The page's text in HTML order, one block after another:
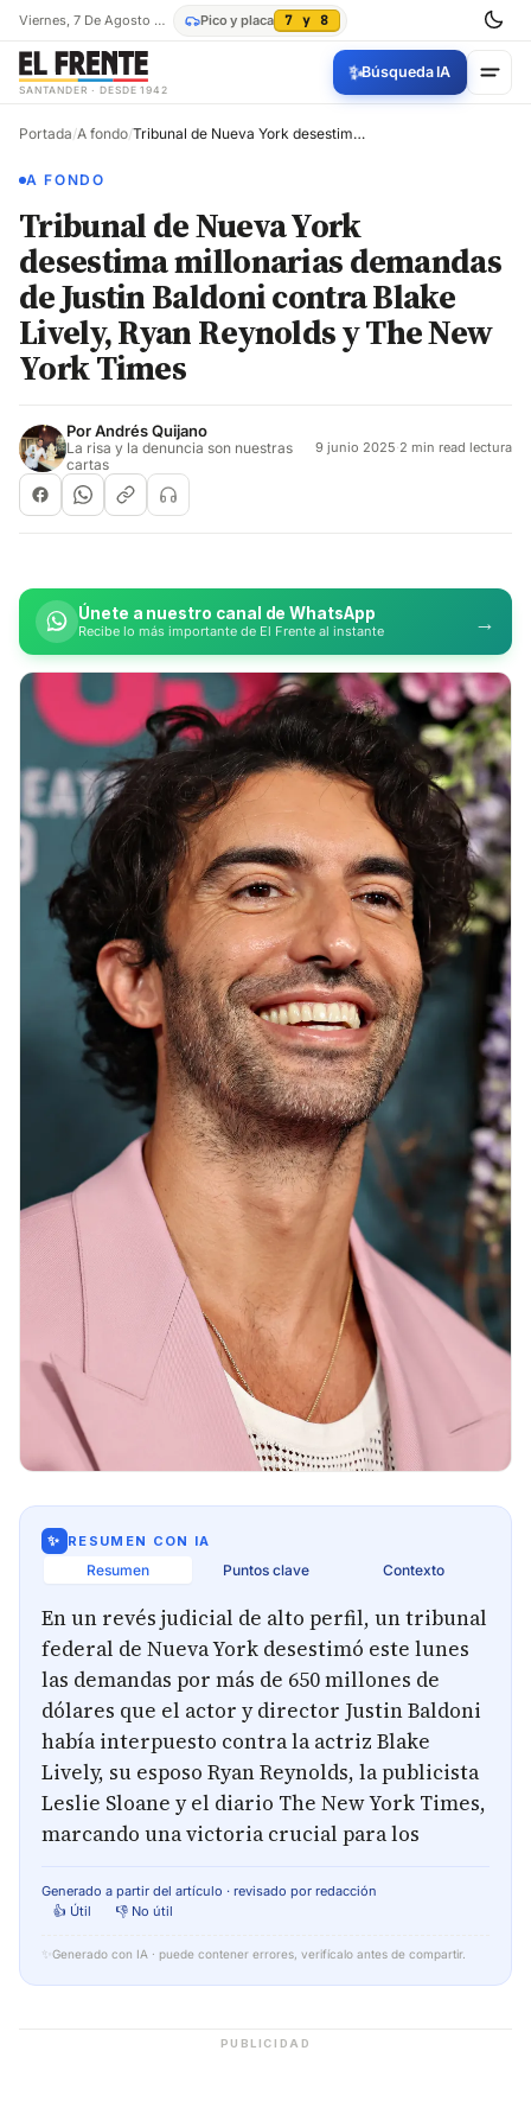
Viernes, 7 De Agosto De 2026 Pico y placa 7 y 8
SANTANDER · DESDE 1942
✨Búsqueda IA
Portada/A fondo/ Tribunal de Nueva York desestima millonarias demandas de Justin Baldoni contra Blake Lively, Ryan Reynolds y The New York Times
A FONDO
Tribunal de Nueva York
desestima millonarias demandas
de Justin Baldoni contra Blake
Lively, Ryan Reynolds y The New
York Times
PorAndrés Quijano
La risa y la denuncia son nuestras
cartas
9 junio 2025·2 min read lectura
Únete a nuestro canal de WhatsApp
Recibe lo más importante de El Frente al instante →
✨ RESUMEN CON IA
Resumen Puntos clave Contexto
En un revés judicial de alto perfil, un tribunal
federal de Nueva York desestimó este lunes
las demandas por más de 650 millones de
dólares que el actor y director Justin Baldoni
había interpuesto contra la actriz Blake
Lively, su esposo Ryan Reynolds, la publicista
Leslie Sloane y el diario The New York Times,
marcando una victoria crucial para los
Generado a partir del artículo · revisado por redacción
👍 Útil
👎 No útil
✨ Generado con IA · puede contener errores, verifícalo antes de compartir.
PUBLICIDAD